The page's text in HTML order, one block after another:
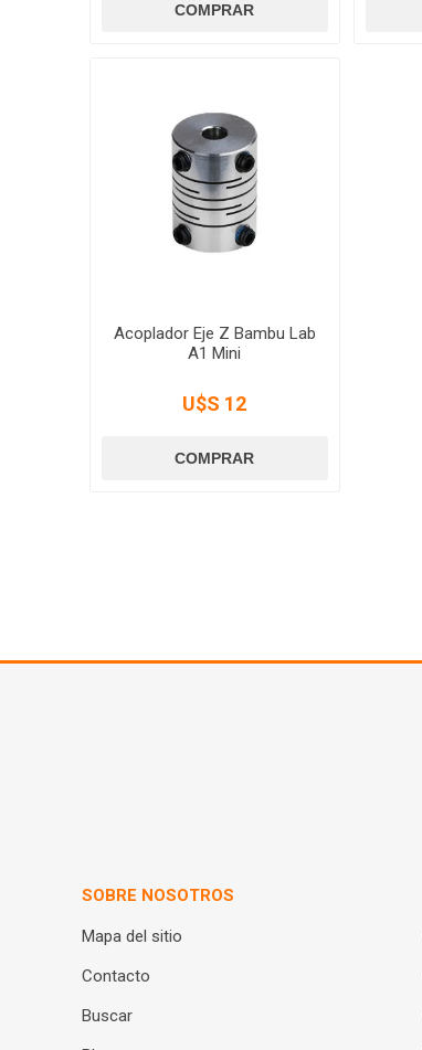
Acoplador Eje Z Bambu Lab
A1 Mini
U$S 12
SOBRE NOSOTROS
Mapa del sitio
Contacto
Buscar